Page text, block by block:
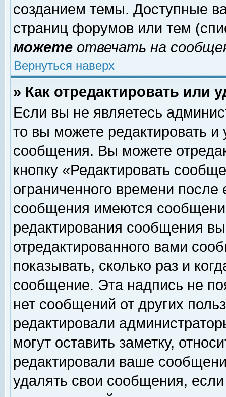
созданием темы. Доступные
страниц форумов или тем
можете отвечать на
Вернуться наверх
» Как отредактировать или
Если вы не являетесь
то вы можете редактировать и
сообщения. Вы можете
кнопку «Редактировать
ограниченного времени
сообщения имеются
редактирования сообщения
отредактированного вами
показывать, сколько раз и
сообщение. Эта надпись не
нет сообщений от других
редактировали
могут оставить заметку,
редактировали ваше
удалять свои сообщения,